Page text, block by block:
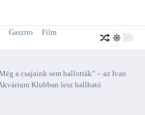
Gasztro
Film
a csajaink sem hallották” – az Ivan
Klubban lesz hallható